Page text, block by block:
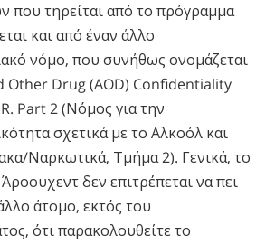
που τηρείται από το πρόγραμμα
και από έναν άλλο
νόμο, που συνήθως ονομάζεται
Other Drug (AOD) Confidentiality
Part 2 (Νόμος για την
σχετικά με το Αλκοόλ και
Ναρκωτικά, Τμήμα 2). Γενικά, το
δεν επιτρέπεται να πει
άτομο, εκτός του
ότι παρακολουθείτε το